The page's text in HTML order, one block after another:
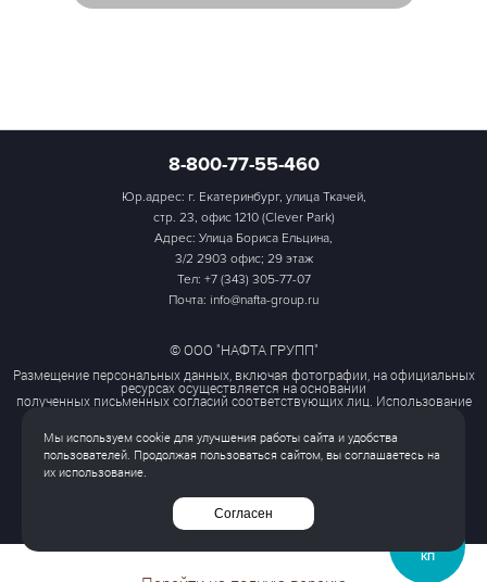
8-800-77-55-460
Юр.адрес: г. Екатеринбург, улица Ткачей,
стр. 23, офис 1210 (Clever Park)
Адрес: Улица Бориса Ельцина,
3/2 2903 офис; 29 этаж
Тел: +7 (343) 305-77-07
Почта: info@nafta-group.ru
© ООО "НАФТА ГРУПП"
Размещение персональных данных, включая фотографии, на официальных
ресурсах осуществляется на основании
полученных письменных согласий соответствующих лиц. Использование
Политика обработки персональных данных
Согласие на обработку персональных данных
КП
Мы используем cookie для улучшения работы сайта и удобства
пользователей. Продолжая пользоваться сайтом, вы соглашаетесь на
их использование.
Согласен